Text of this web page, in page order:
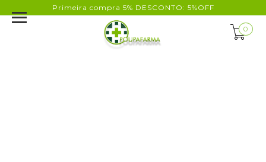
Primeira compra 5% DESCONTO: 5%OFF
0